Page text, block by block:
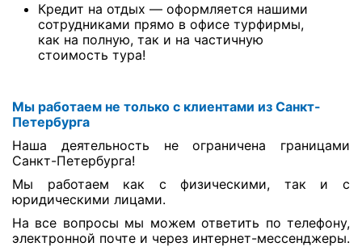
Кредит на отдых — оформляется нашими
сотрудниками прямо в офисе турфирмы,
как на полную, так и на частичную
стоимость тура!
Мы работаем не только с клиентами из Санкт-
Петербурга
Наша деятельность не ограничена границами
Санкт-Петербурга!
Мы работаем как с физическими, так и с
юридическими лицами.
На все вопросы мы можем ответить по телефону,
электронной почте и через интернет-мессенджеры.